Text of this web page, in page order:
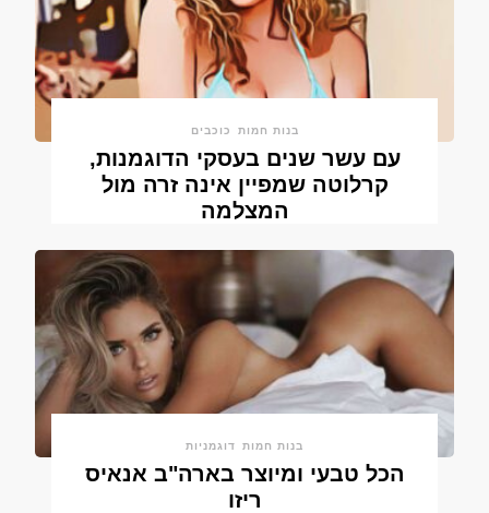
בנות חמות כוכבים
עם עשר שנים בעסקי הדוגמנות,
קרלוטה שמפיין אינה זרה מול
המצלמה
בנות חמות דוגמניות
הכל טבעי ומיוצר בארה"ב אנאיס
ריזו